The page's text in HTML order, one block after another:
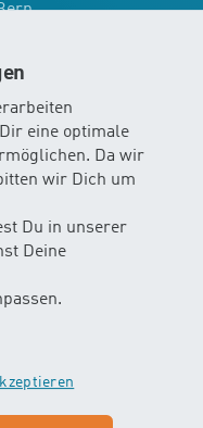
eine optimale
Da wir
wir Dich um
Du in unserer
Deine